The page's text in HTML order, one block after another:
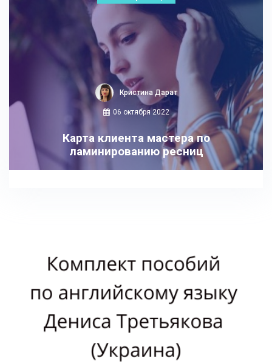
Кристина Дарат
06 октября 2022
Карта клиента мастера по
ламинированию ресниц